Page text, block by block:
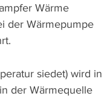
Wärme
der Wärmepumpe
siedet) wird in
der Wärmequelle